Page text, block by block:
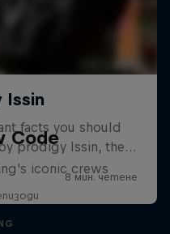
Code
iconic crews